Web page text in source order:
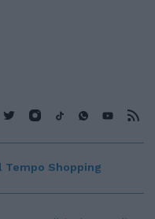
Tempo Shopping